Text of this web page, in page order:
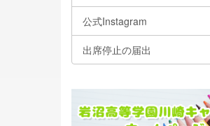
公式Instagram
出席停止の届出